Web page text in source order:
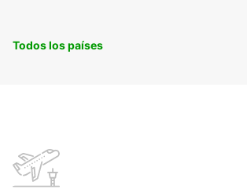
Todos los países